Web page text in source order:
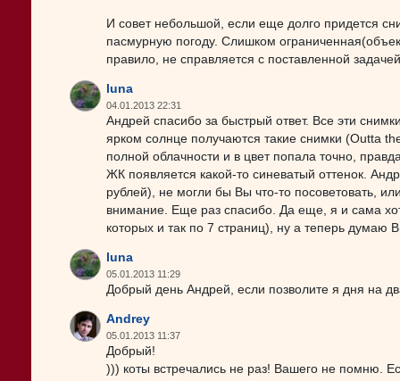
И совет небольшой, если еще долго придется
пасмурную погоду. Слишком
правило, не справляется с поставленной
luna
04.01.2013 22:31
Андрей спасибо за быстрый ответ. Все эти
ярком солнце получаются такие снимки (Outta
полной облачности и в цвет попала точно,
ЖК появляется какой-то синеватый оттенок.
рублей), не могли бы Вы что-то посоветовать,
внимание. Еще раз спасибо. Да еще, я и сама
которых и так по 7 страниц), ну а теперь думаю
luna
05.01.2013 11:29
Добрый день Андрей, если позволите я дня на
Andrey
05.01.2013 11:37
Добрый!
))) коты встречались не раз! Вашего не помню.